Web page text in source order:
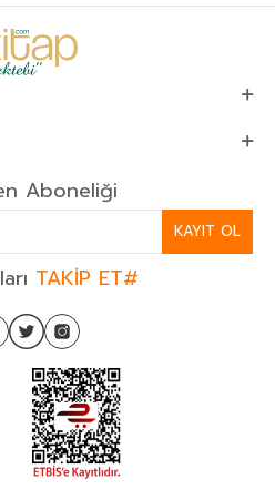
Aboneliği
KAYIT OL
TAKİP ET#